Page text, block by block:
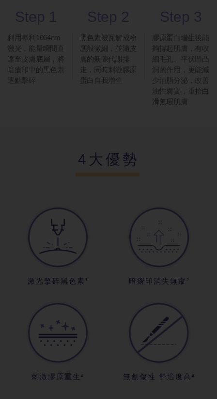
Step 1
利用專利1064nm
激光，能量瞬間直
達至皮膚底層，將
暗瘡印中的黑色素
逐點擊碎
Step 2
黑色素被瓦解成粉
塵般微細，並隨皮
膚的新陳代謝排
走，同時刺激膠原
蛋白自我增生
Step 3
膠原蛋白增生後能
夠撐起肌膚，有收
細毛孔、平伏凹凸
洞的作用，更能減
少油脂分泌，改善
油性膚質，重拾白
滑無瑕肌膚
4大優勢
激光擊碎黑色素¹ 暗瘡印消失無蹤²
刺激膠原重生² 無創傷性 舒適度高²